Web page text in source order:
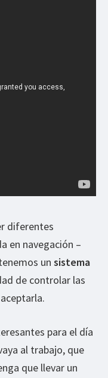
diferentes
en navegación –
un sistema
de controlar las
para el día
al trabajo, que
que llevar un